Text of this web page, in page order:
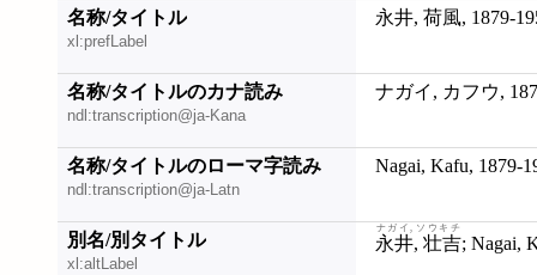
名称/タイトル
xl:prefLabel
永井, 荷風, 1879-
名称/タイトルのカナ読み
ndl:transcription@ja-Kana
ナガイ, カフウ,
名称/タイトルのローマ字読み
ndl:transcription@ja-Latn
Nagai, Kafu, 1879-
別名/別タイトル
xl:altLabel
永井, 壮吉
ナガイ, ソウキチ